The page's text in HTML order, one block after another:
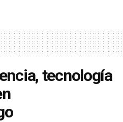
tecnología